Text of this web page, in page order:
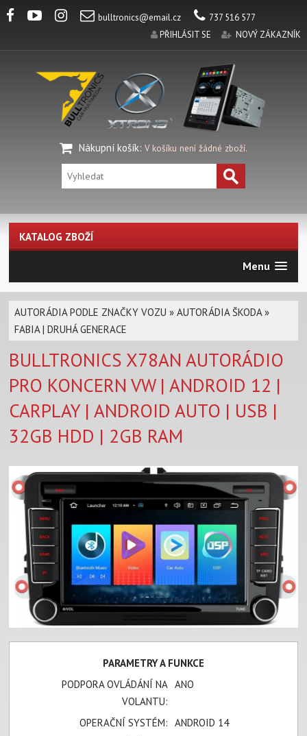
bulltronics@email.cz
737 516 577
PŘIHLÁSIT SE
NOVÝ ZÁKAZNÍK
Nákupní košík: V košíku není žádné zboží.
KATALOG ZBOŽÍ
Menu
AUTORÁDIA PODLE ZNAČKY VOZU »AUTORÁDIA ŠKODA»
FABIA | DRUHÁ GENERACE
BULLTRONICS X78AN AUTORÁDIO
PRO KONCERN VW | ANDROID 12 |
CARPLAY | ANDROID AUTO | USB |
32GB HDD | 2GB RAM
PARAMETRY A FUNKCE
PODPORA OVLÁDÁNÍ NA
VOLANTU:
ANO
OPERAČNÍ SYSTÉM:
ANDROID 14